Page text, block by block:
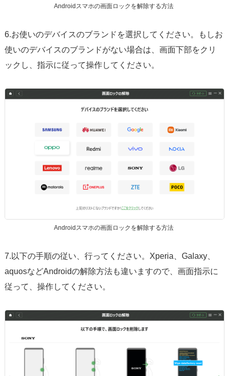
Androidスマホの画面ロックを解除する方法
6.お使いのデバイスのブランドを選択してください。もしお
使いのデバイスのブランドがない場合は、画面下部をクリ
ックし、指示に従って操作してください。
Androidスマホの画面ロックを解除する方法
7.以下の手順の従い、行ってください。Xperia、Galaxy、
aquosなどAndroidの解除方法も違いますので、画面指示に
従って、操作してください。